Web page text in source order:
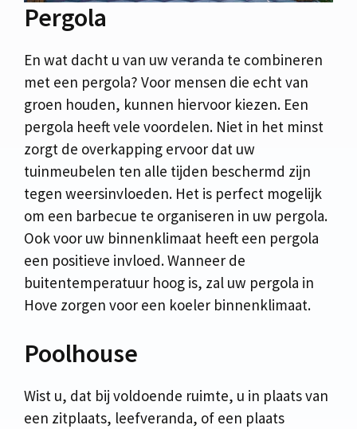
Pergola
En wat dacht u van uw veranda te combineren
met een pergola? Voor mensen die echt van
groen houden, kunnen hiervoor kiezen. Een
pergola heeft vele voordelen. Niet in het minst
zorgt de overkapping ervoor dat uw
tuinmeubelen ten alle tijden beschermd zijn
tegen weersinvloeden. Het is perfect mogelijk
om een barbecue te organiseren in uw pergola.
Ook voor uw binnenklimaat heeft een pergola
een positieve invloed. Wanneer de
buitentemperatuur hoog is, zal uw pergola in
Hove zorgen voor een koeler binnenklimaat.
Poolhouse
Wist u, dat bij voldoende ruimte, u in plaats van
een zitplaats, leefveranda, of een plaats